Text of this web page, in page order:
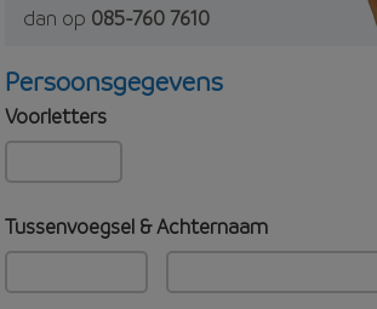
dan op 085-760 7610
Persoonsgegevens
Voorletters
Tussenvoegsel & Achternaam